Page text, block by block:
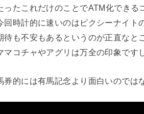
ったこれだけのことでATM化できる
回時計的に速いのはピクシーナイト
待も不安もあるというのが正直なと
マコチャやアグリは万全の印象です
券的には有馬記念より面白いのでは